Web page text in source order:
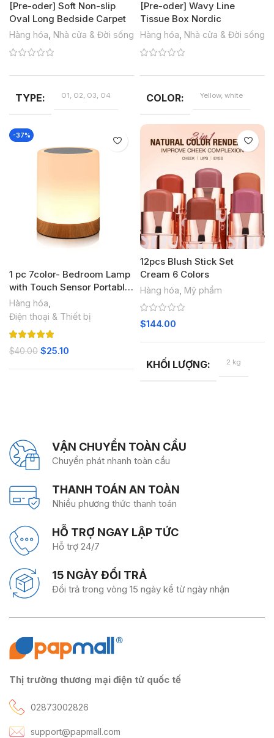
[Pre-oder] Soft Non-slip
Oval Long Bedside Carpet
Hàng hóa Nhà cửa & Đời sống
TYPE O1, O2, O3, O4
[Pre-oder] Wavy Line
Tissue Box Nordic
Hàng hóa Nhà cửa & Đời sống
COLOR Yellow, white
-37%
1 pc 7color- Bedroom Lamp
with Touch Sensor Portable
Desk Lamp RGB Light for
Kids Gifts Touch Lamp LED
Table Lamp Bedside Lamp
Hàng hóa
Điện thoại & Thiết bị
$40.00 $25.10
12pcs Blush Stick Set
Cream 6 Colors
Hàng hóa Mỹ phẩm
$144.00
KHỐI LƯỢNG 2 kg
VẬN CHUYỂN TOÀN CẦU
Chuyển phát nhanh toàn cầu
THANH TOÁN AN TOÀN
Nhiều phương thức thanh toán
HỖ TRỢ NGAY LẬP TỨC
Hỗ trợ 24/7
15 NGÀY ĐỔI TRẢ
Đổi trả trong vòng 15 ngày kể từ ngày nhận
Thị trường thương mại điện tử quốc tế
02873002826
support@papmall.com